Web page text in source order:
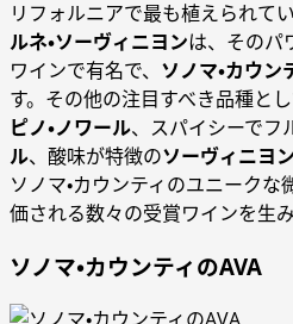
リフォルニアで最も植えられて
ルネ・ソーヴィニヨンは、そのパ
ワインで有名で、 ソノマ・カウ
す。その他の注目すべき品種と
ピノ・ノワール、スパイシーでフ
ル、酸味が特徴のソーヴィニヨ
ソノマ・カウンティのユニーク
価される数々の受賞ワインを生み
ソノマ・カウンティのAVA